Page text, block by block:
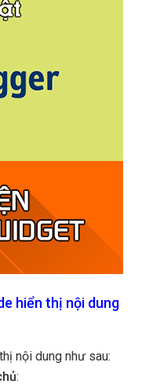
hiển thị nội dung
nội dung như sau:
: